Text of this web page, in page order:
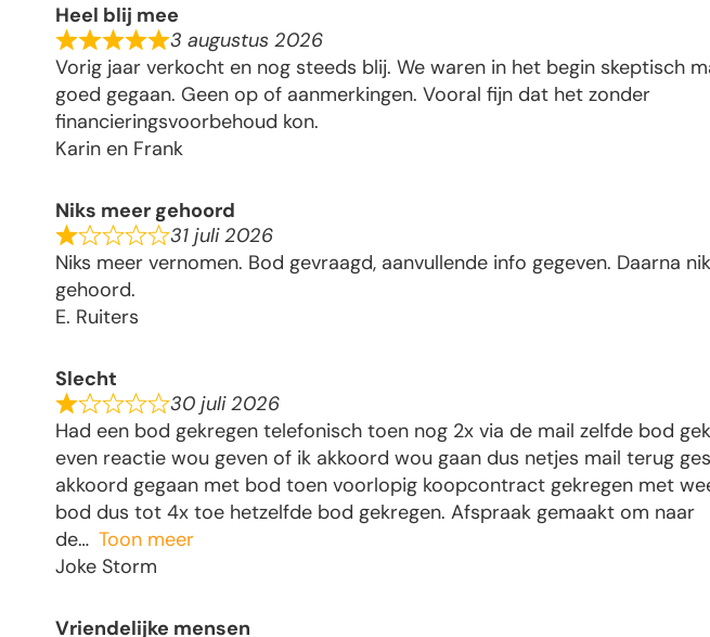
Heel blij mee
3 augustus 2026
Vorig jaar verkocht en nog steeds blij. We waren in het begin skeptisch
goed gegaan. Geen op of aanmerkingen. Vooral fijn dat het zonder
financieringsvoorbehoud kon.
Karin en Frank
Niks meer gehoord
31 juli 2026
Niks meer vernomen. Bod gevraagd, aanvullende info gegeven. Daarna
gehoord.
E. Ruiters
Slecht
30 juli 2026
Had een bod gekregen telefonisch toen nog 2x via de mail zelfde bod
even reactie wou geven of ik akkoord wou gaan dus netjes mail terug
akkoord gegaan met bod toen voorlopig koopcontract gekregen met
bod dus tot 4x toe hetzelfde bod gekregen. Afspraak gemaakt om naar
de
Toon meer
Joke Storm
Vriendelijke mensen